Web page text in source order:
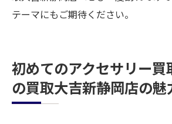
テーマにもご期待ください。
初めてのアクセサリー買
の買取大吉新静岡店の魅